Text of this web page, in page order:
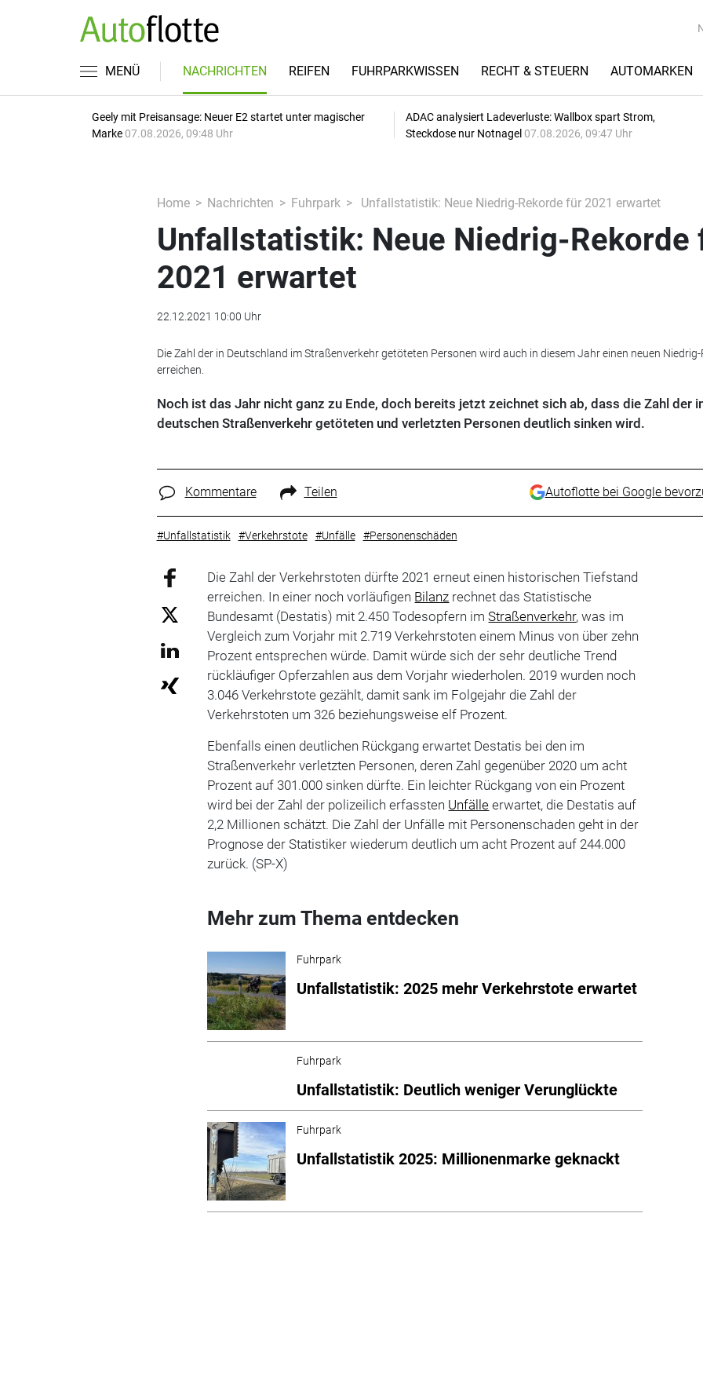
MENÜ NACHRICHTEN REIFEN FUHRPARKWISSEN RECHT & STEUERN AUTOMARKEN
Geely mit Preisansage: Neuer E2 startet unter magischer
Marke 07.08.2026, 09:48 Uhr
ADAC analysiert Ladeverluste: Wallbox spart Strom,
Steckdose nur Notnagel 07.08.2026, 09:47 Uhr
Home Nachrichten Fuhrpark Unfallstatistik: Neue Niedrig-Rekorde für 2021 erwartet
Unfallstatistik: Neue Niedrig-Rekorde
2021 erwartet
22.12.2021 10:00 Uhr
Die Zahl der in Deutschland im Straßenverkehr getöteten Personen wird auch in diesem Jahr einen neuen Niedrig-
erreichen.
Noch ist das Jahr nicht ganz zu Ende, doch bereits jetzt zeichnet sich ab, dass die Zahl der
deutschen Straßenverkehr getöteten und verletzten Personen deutlich sinken wird.
Kommentare Teilen Autoflotte bei Google
#Unfallstatistik #Verkehrstote #Unfälle #Personenschäden
Die Zahl der Verkehrstoten dürfte 2021 erneut einen historischen Tiefstand
erreichen. In einer noch vorläufigen Bilanz rechnet das Statistische
Bundesamt (Destatis) mit 2.450 Todesopfern imStraßenverkehr, was im
Vergleich zum Vorjahr mit 2.719 Verkehrstoten einem Minus von über zehn
Prozent entsprechen würde. Damit würde sich der sehr deutliche Trend
rückläufiger Opferzahlen aus dem Vorjahr wiederholen. 2019 wurden noch
3.046 Verkehrstote gezählt, damit sank im Folgejahr die Zahl der
Verkehrstoten um 326 beziehungsweise elf Prozent.
Ebenfalls einen deutlichen Rückgang erwartet Destatis bei den im
Straßenverkehr verletzten Personen, deren Zahl gegenüber 2020 um acht
Prozent auf 301.000 sinken dürfte. Ein leichter Rückgang von ein Prozent
wird bei der Zahl der polizeilich erfassten Unfälle erwartet, die Destatis auf
2,2 Millionen schätzt. Die Zahl der Unfälle mit Personenschaden geht in der
Prognose der Statistiker wiederum deutlich um acht Prozent auf 244.000
zurück. (SP-X)
Mehr zum Thema entdecken
Fuhrpark
Unfallstatistik: 2025 mehr Verkehrstote erwartet
Fuhrpark
Unfallstatistik: Deutlich weniger Verunglückte
Fuhrpark
Unfallstatistik 2025: Millionenmarke geknackt